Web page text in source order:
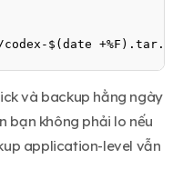
$(date +%F).tar.gz
và backup hằng ngày
bạn không phải lo nếu
application-level vẫn